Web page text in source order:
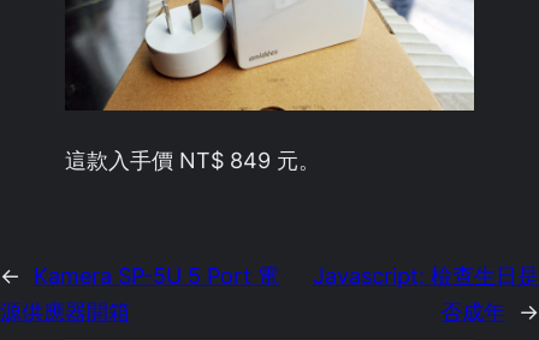
這款入手價 NT$ 849 元。
←
Kamera SP-5U 5 Port 電
源供應器開箱
Javascript: 檢查生日是
否成年 →